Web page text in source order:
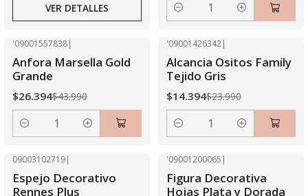
VER DETALLES
Cantidad
'09001557838|
Anfora Marsella Gold
Grande
$26.394$43.990
Cantidad
'09001426342|
Alcancia Ositos Family
Tejido Gris
$14.394$23.990
Cantidad
Agotado
09003102719|
Espejo Decorativo
Rennes Plus
Agotado
'09001200065 |
Figura Decorativa
Hojas Plata y Dorada